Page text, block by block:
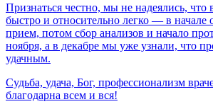
Признаться честно, мы не надеялись, что
быстро и относительно легко — в начале
прием, потом сбор анализов и начало
ноября, а в декабре мы уже узнали, что
удачным.
Судьба, удача, Бог, профессионализм
благодарна всем и вся!